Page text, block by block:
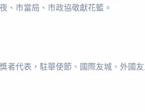
、市當局、市政協敬獻花籃。
獎者代表，駐華使節、國際友城、外國